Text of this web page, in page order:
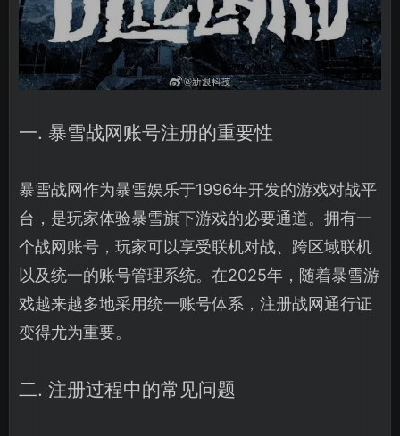
一. 暴雪战网账号注册的重要性
暴雪战网作为暴雪娱乐于1996年开发的游戏对战平
台，是玩家体验暴雪旗下游戏的必要通道。拥有一
个战网账号，玩家可以享受联机对战、跨区域联机
以及统一的账号管理系统。在2025年，随着暴雪游
戏越来越多地采用统一账号体系，注册战网通行证
变得尤为重要。
二. 注册过程中的常见问题